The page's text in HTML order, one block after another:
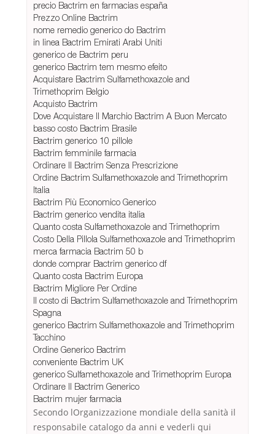
precio Bactrim en farmacias españa
Prezzo Online Bactrim
nome remedio generico do Bactrim
in linea Bactrim Emirati Arabi Uniti
generico de Bactrim peru
generico Bactrim tem mesmo efeito
Acquistare Bactrim Sulfamethoxazole and
Trimethoprim Belgio
Acquisto Bactrim
Dove Acquistare Il Marchio Bactrim A Buon Mercato
basso costo Bactrim Brasile
Bactrim generico 10 pillole
Bactrim femminile farmacia
Ordinare Il Bactrim Senza Prescrizione
Ordine Bactrim Sulfamethoxazole and Trimethoprim
Italia
Bactrim Più Economico Generico
Bactrim generico vendita italia
Quanto costa Sulfamethoxazole and Trimethoprim
Costo Della Pillola Sulfamethoxazole and Trimethoprim
merca farmacia Bactrim 50 b
donde comprar Bactrim generico df
Quanto costa Bactrim Europa
Bactrim Migliore Per Ordine
Il costo di Bactrim Sulfamethoxazole and Trimethoprim
Spagna
generico Bactrim Sulfamethoxazole and Trimethoprim
Tacchino
Ordine Generico Bactrim
conveniente Bactrim UK
generico Sulfamethoxazole and Trimethoprim Europa
Ordinare Il Bactrim Generico
Bactrim mujer farmacia
Secondo lOrganizzazione mondiale della sanità il
responsabile catalogo da anni e vederli qui